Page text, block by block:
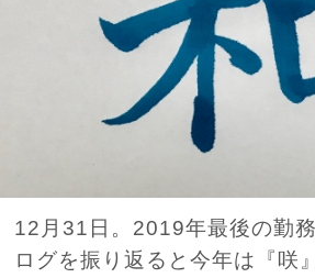
12月31日。2019年最後の勤
ログを振り返ると今年は『咲